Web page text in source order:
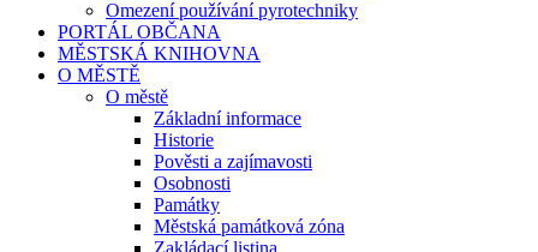
Omezení používání pyrotechniky
PORTÁL OBČANA
MĚSTSKÁ KNIHOVNA
O MĚSTĚ
O městě
Základní informace
Historie
Pověsti a zajímavosti
Osobnosti
Památky
Městská památková zóna
Zakládací listina